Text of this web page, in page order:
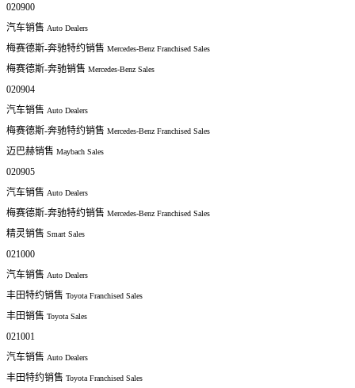
020900
汽车销售 Auto Dealers
梅赛德斯-奔驰特约销售 Mercedes-Benz Franchised Sales
梅赛德斯-奔驰销售 Mercedes-Benz Sales
020904
汽车销售 Auto Dealers
梅赛德斯-奔驰特约销售 Mercedes-Benz Franchised Sales
迈巴赫销售 Maybach Sales
020905
汽车销售 Auto Dealers
梅赛德斯-奔驰特约销售 Mercedes-Benz Franchised Sales
精灵销售 Smart Sales
021000
汽车销售 Auto Dealers
丰田特约销售 Toyota Franchised Sales
丰田销售 Toyota Sales
021001
汽车销售 Auto Dealers
丰田特约销售 Toyota Franchised Sales